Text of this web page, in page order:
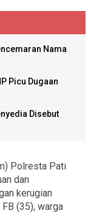
Nama
Picu Dugaan
Disebut
Polresta Pati
dan
kerugian
(35), warga